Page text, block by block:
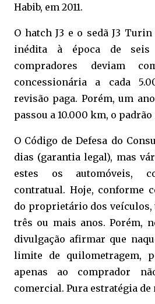
Habib, em 2011.
O hatch J3 e o sedã J3
inédita à época de
compradores deviam
concessionária a cada
revisão paga. Porém, um
passou a 10.000 km, o padrão
O Código de Defesa do
dias (garantia legal), mas
estes os automóveis,
contratual. Hoje, conforme
do proprietário dos
três ou mais anos. Porém,
divulgação afirmar que
limite de quilometragem,
apenas ao comprador
comercial. Pura estratégia